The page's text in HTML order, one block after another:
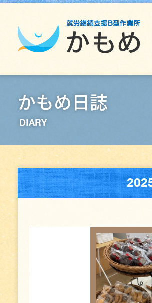
かもめ日誌
DIARY